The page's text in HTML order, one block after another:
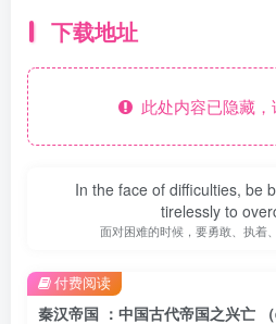
下载地址
此处内容已隐藏，
In the face of difficulties, be
tirelessly to
面对困难的时候，要勇敢、执着
秦汉帝国 ：中国古代帝国之兴亡
付费阅读